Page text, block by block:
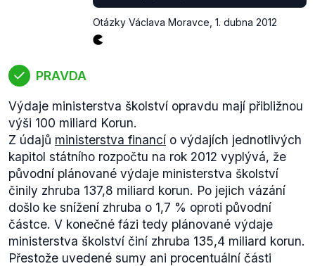
Otázky Václava Moravce 1. dubna 2012
PRAVDA
Výdaje ministerstva školství opravdu mají přibližnou
výši 100 miliard Korun.
Z údajů ministerstva financí o výdajích jednotlivých
kapitol státního rozpočtu na rok 2012 vyplývá, že
původní plánované výdaje ministerstva školství
činily zhruba 137,8 miliard korun. Po jejich vázání
došlo ke snížení zhruba o 1,7 % oproti původní
částce. V konečné fázi tedy plánované výdaje
ministerstva školství činí zhruba 135,4 miliard korun.
Přestože uvedené sumy ani procentuální části